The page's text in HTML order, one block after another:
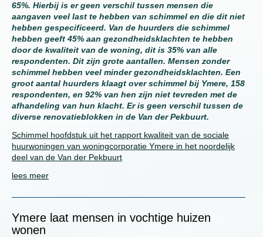
65%. Hierbij is er geen verschil tussen mensen die
aangaven veel last te hebben van schimmel en die dit niet
hebben gespecificeerd. Van de huurders die schimmel
hebben geeft 45% aan gezondheidsklachten te hebben
door de kwaliteit van de woning, dit is 35% van alle
respondenten. Dit zijn grote aantallen. Mensen zonder
schimmel hebben veel minder gezondheidsklachten. Een
groot aantal huurders klaagt over schimmel bij Ymere, 158
respondenten, en 92% van hen zijn niet tevreden met de
afhandeling van hun klacht. Er is geen verschil tussen de
diverse renovatieblokken in de Van der Pekbuurt.
Schimmel hoofdstuk uit het rapport kwaliteit van de sociale
huurwoningen van woningcorporatie Ymere in het noordelijk
deel van de Van der Pekbuurt
lees meer
Ymere laat mensen in vochtige huizen
wonen